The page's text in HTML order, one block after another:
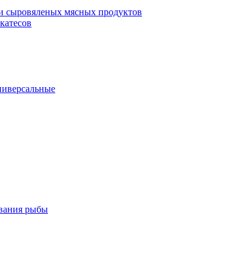
сыровяленых мясных продуктов
рыбы